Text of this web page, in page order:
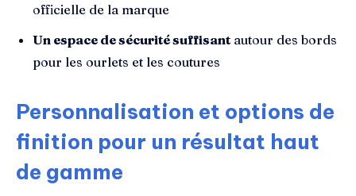
officielle de la marque
Un espace de sécurité suffisant autour des bords
pour les ourlets et les coutures
Personnalisation et options de
finition pour un résultat haut
de gamme